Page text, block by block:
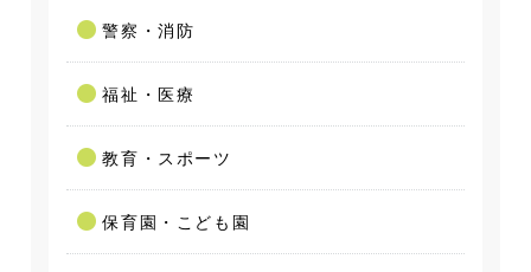
警察・消防
福祉・医療
教育・スポーツ
保育園・こども園